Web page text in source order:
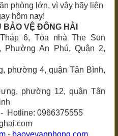
phòng lớn, vì vậy hãy liên
hôm nay!
BẢO VỆ ĐÔNG HẢI
6, Tòa nhà The Sun
Phường An Phú, Quận 2,
phường 4, quận Tân Bình,
phường 12, quận Tân
Hotline: 0966375555
- baovevanphong.com